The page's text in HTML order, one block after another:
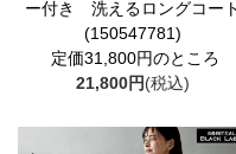
ー付き 洗えるロングコート
(150547781)
定価31,800円のところ
21,800円(税込)